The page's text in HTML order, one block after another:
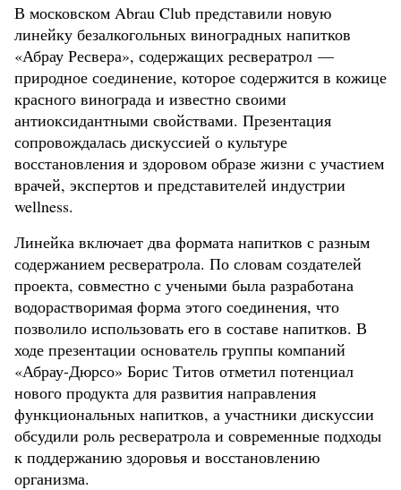
В московском Abrau Club представили новую
линейку безалкогольных виноградных напитков
«Абрау Ресвера», содержащих ресвератрол —
природное соединение, которое содержится в кожице
красного винограда и известно своими
антиоксидантными свойствами. Презентация
сопровождалась дискуссией о культуре
восстановления и здоровом образе жизни с участием
врачей, экспертов и представителей индустрии
wellness.
Линейка включает два формата напитков с разным
содержанием ресвератрола. По словам создателей
проекта, совместно с учеными была разработана
водорастворимая форма этого соединения, что
позволило использовать его в составе напитков. В
ходе презентации основатель группы компаний
«Абрау-Дюрсо» Борис Титов отметил потенциал
нового продукта для развития направления
функциональных напитков, а участники дискуссии
обсудили роль ресвератрола и современные подходы
к поддержанию здоровья и восстановлению
организма.